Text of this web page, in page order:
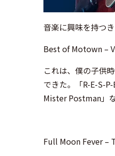
音楽に興味を持つ
Best of Motown –
これは、僕の子供
できた。「R-E-S-
Mister Postman」
Full Moon Fever –